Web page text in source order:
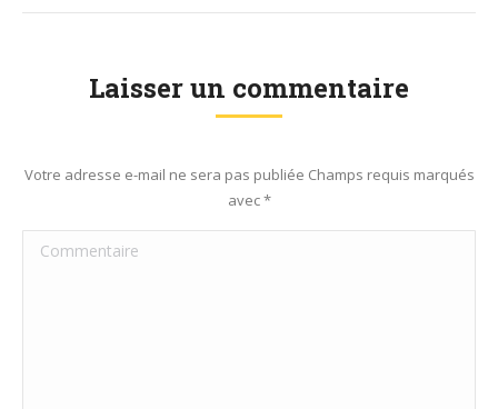
Laisser un commentaire
Votre adresse e-mail ne sera pas publiée Champs requis marqués
avec*
Commentaire